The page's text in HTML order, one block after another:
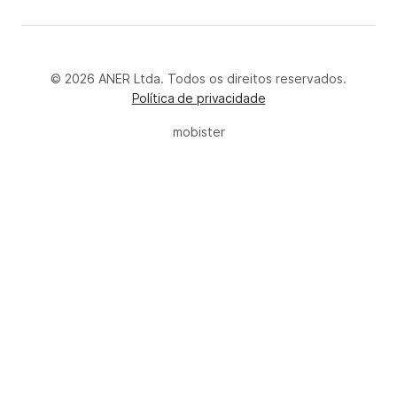
© 2026 ANER Ltda. Todos os direitos reservados.
Política de privacidade
mobister